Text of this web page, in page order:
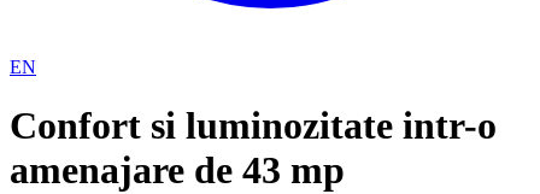
EN
Confort si luminozitate intr-o
amenajare de 43 mp